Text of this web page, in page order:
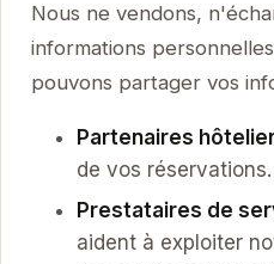
Nous ne vendons,
informations
pouvons partager vos
Partenaires
de vos réservations.
Prestataires de
aident à exploiter